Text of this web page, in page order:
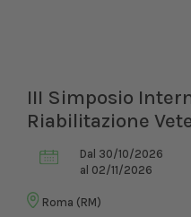
III Simposio
Riabilitazione
Dal 30/10/2026
al 02/11/2026
Roma (RM)